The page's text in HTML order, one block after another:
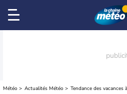
Météo Actualités Météo